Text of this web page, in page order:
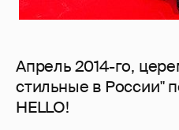
Апрель 2014-го,
стильные в России"
HELLO!